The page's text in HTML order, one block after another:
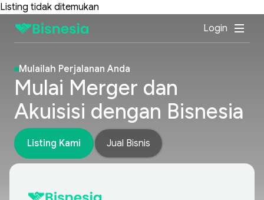
Login
Listing tidak ditemukan
Mulailah Perjalanan Anda
Mulai Merger dan
Akuisisi dengan Bisnesia
Listing Kami Jual Bisnis